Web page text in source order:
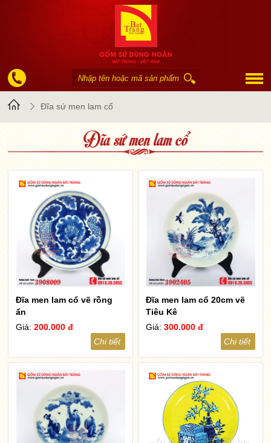
TrangĐĩa sứ men lam cổ
Đĩa sứ men lam cổ
Đĩa men lam cổ vẽ rồng
ẩn
Giá:200.000 đ
Chi tiết
Đĩa men lam cổ 20cm vẽ
Tiêu Kê
Giá:300.000 đ
Chi tiết